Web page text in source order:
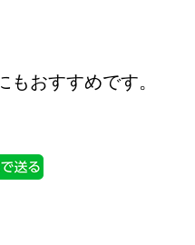
おすすめです。